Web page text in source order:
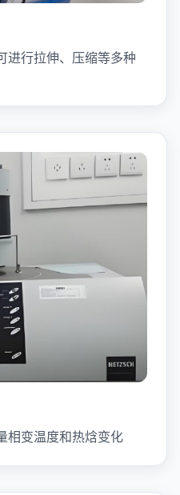
进行拉伸、压缩等多种
相变温度和热焓变化